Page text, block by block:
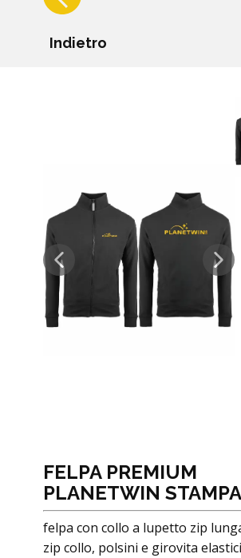
Indietro
FELPA PREMIUM
PLANETWIN
felpa con collo a lupetto zip
zip collo, polsini e girovita